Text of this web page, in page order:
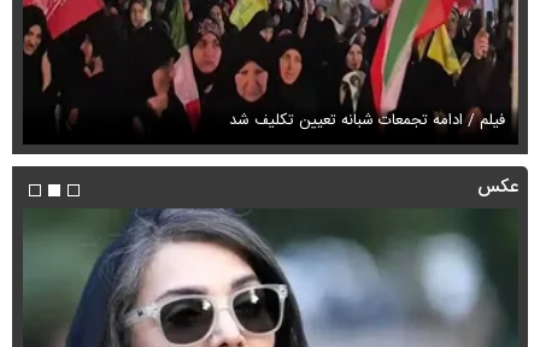
فیلم / ادامه تجمعات شبانه تعیین تکلیف شد
عکس